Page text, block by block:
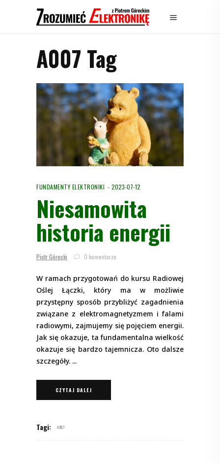
A007 Tag
FUNDAMENTY ELEKTRONIKI 2023-07-12
Niesamowita
historia energii
Piotr Górecki 0 komentarze
W ramach przygotowań do kursu Radiowej
Oślej Łączki, który ma w możliwie
przystępny sposób przybliżyć zagadnienia
związane z elektromagnetyzmem i falami
radiowymi, zajmujemy się pojęciem energii.
Jak się okazuje, ta fundamentalna wielkość
okazuje się bardzo tajemnicza. Oto dalsze
szczegóły.
CZYTAJ DALEJ
Tagi: A007